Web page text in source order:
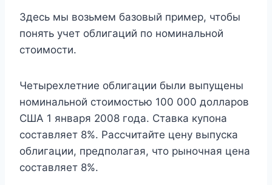
Здесь мы возьмем базовый пример, чтобы
понять учет облигаций по номинальной
стоимости.
Четырехлетние облигации были выпущены
номинальной стоимостью 100 000 долларов
США 1 января 2008 года. Ставка купона
составляет 8%. Рассчитайте цену выпуска
облигации, предполагая, что рыночная цена
составляет 8%.